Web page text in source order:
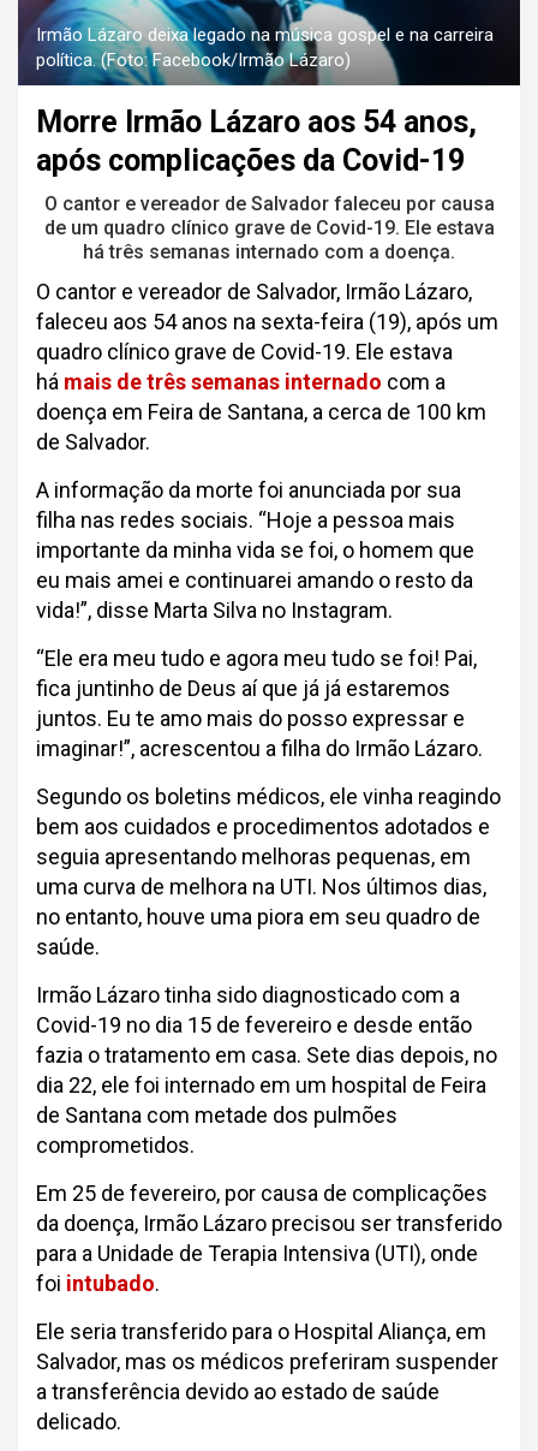
Irmão Lázaro deixa legado na música gospel e na carreira
política. (Foto: Facebook/Irmão Lázaro)
Morre Irmão Lázaro aos 54 anos,
após complicações da Covid-19
O cantor e vereador de Salvador faleceu por causa
de um quadro clínico grave de Covid-19. Ele estava
há três semanas internado com a doença.
O cantor e vereador de Salvador, Irmão Lázaro,
faleceu aos 54 anos na sexta-feira (19), após um
quadro clínico grave de Covid-19. Ele estava
há mais de três semanas internado com a
doença em Feira de Santana, a cerca de 100 km
de Salvador.
A informação da morte foi anunciada por sua
filha nas redes sociais. “Hoje a pessoa mais
importante da minha vida se foi, o homem que
eu mais amei e continuarei amando o resto da
vida!”, disse Marta Silva no Instagram.
“Ele era meu tudo e agora meu tudo se foi! Pai,
fica juntinho de Deus aí que já já estaremos
juntos. Eu te amo mais do posso expressar e
imaginar!”, acrescentou a filha do Irmão Lázaro.
Segundo os boletins médicos, ele vinha reagindo
bem aos cuidados e procedimentos adotados e
seguia apresentando melhoras pequenas, em
uma curva de melhora na UTI. Nos últimos dias,
no entanto, houve uma piora em seu quadro de
saúde.
Irmão Lázaro tinha sido diagnosticado com a
Covid-19 no dia 15 de fevereiro e desde então
fazia o tratamento em casa. Sete dias depois, no
dia 22, ele foi internado em um hospital de Feira
de Santana com metade dos pulmões
comprometidos.
Em 25 de fevereiro, por causa de complicações
da doença, Irmão Lázaro precisou ser transferido
para a Unidade de Terapia Intensiva (UTI), onde
foi intubado.
Ele seria transferido para o Hospital Aliança, em
Salvador, mas os médicos preferiram suspender
a transferência devido ao estado de saúde
delicado.